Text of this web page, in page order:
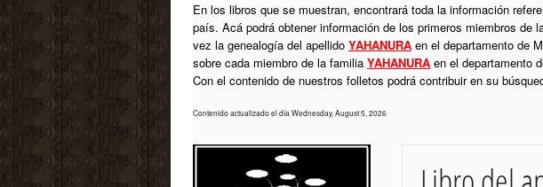
En los libros que se muestran, encontrará toda la información
país. Acá podrá obtener información de los primeros miembros de
vez la genealogía del apellido YAHANURA en el departamento de
sobre cada miembro de la familia YAHANURA en el departamento
Con el contenido de nuestros folletos podrá contribuir en su
Contenido actualizado el día Wednesday, August 5, 2026